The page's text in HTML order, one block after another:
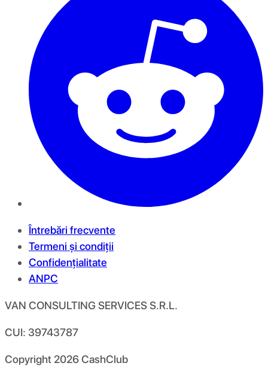
Întrebări frecvente
Termeni și condiții
Confidențialitate
ANPC
VAN CONSULTING SERVICES S.R.L.
CUI: 39743787
Copyright 2026CashClub